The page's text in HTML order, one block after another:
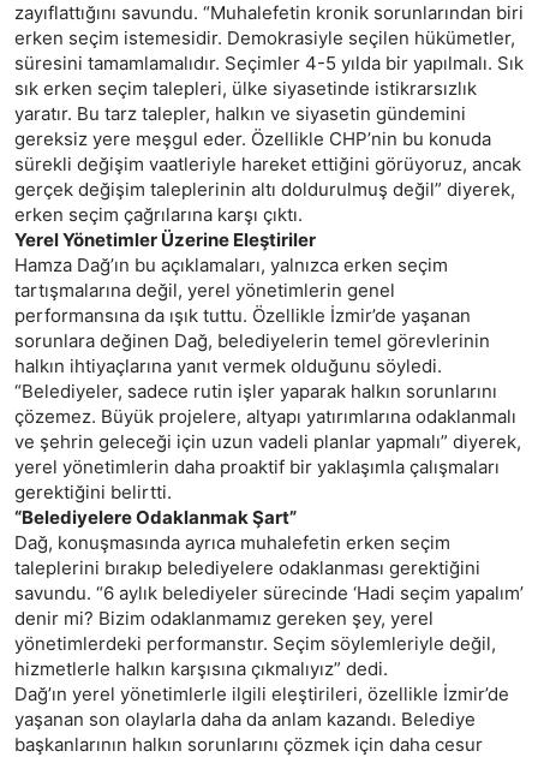
zayıflattığını savundu. “Muhalefetin kronik sorunlarından biri
erken seçim istemesidir. Demokrasiyle seçilen hükümetler,
süresini tamamlamalıdır. Seçimler 4-5 yılda bir yapılmalı. Sık
sık erken seçim talepleri, ülke siyasetinde istikrarsızlık
yaratır. Bu tarz talepler, halkın ve siyasetin gündemini
gereksiz yere meşgul eder. Özellikle CHP’nin bu konuda
sürekli değişim vaatleriyle hareket ettiğini görüyoruz, ancak
gerçek değişim taleplerinin altı doldurulmuş değil” diyerek,
erken seçim çağrılarına karşı çıktı.
Yerel Yönetimler Üzerine Eleştiriler
Hamza Dağ’ın bu açıklamaları, yalnızca erken seçim
tartışmalarına değil, yerel yönetimlerin genel
performansına da ışık tuttu. Özellikle İzmir’de yaşanan
sorunlara değinen Dağ, belediyelerin temel görevlerinin
halkın ihtiyaçlarına yanıt vermek olduğunu söyledi.
“Belediyeler, sadece rutin işler yaparak halkın sorunlarını
çözemez. Büyük projelere, altyapı yatırımlarına odaklanmalı
ve şehrin geleceği için uzun vadeli planlar yapmalı” diyerek,
yerel yönetimlerin daha proaktif bir yaklaşımla çalışmaları
gerektiğini belirtti.
“Belediyelere Odaklanmak Şart”
Dağ, konuşmasında ayrıca muhalefetin erken seçim
taleplerini bırakıp belediyelere odaklanması gerektiğini
savundu. “6 aylık belediyeler sürecinde ‘Hadi seçim yapalım’
denir mi? Bizim odaklanmamız gereken şey, yerel
yönetimlerdeki performanstır. Seçim söylemleriyle değil,
hizmetlerle halkın karşısına çıkmalıyız” dedi.
Dağ’ın yerel yönetimlerle ilgili eleştirileri, özellikle İzmir’de
yaşanan son olaylarla daha da anlam kazandı. Belediye
başkanlarının halkın sorunlarını çözmek için daha cesur